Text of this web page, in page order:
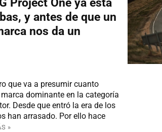
Project One ya está
y antes de que un
nos da un
que va a presumir cuanto
dominante en la categoría
Desde que entró la era de los
han arrasado. Por ello hace
»